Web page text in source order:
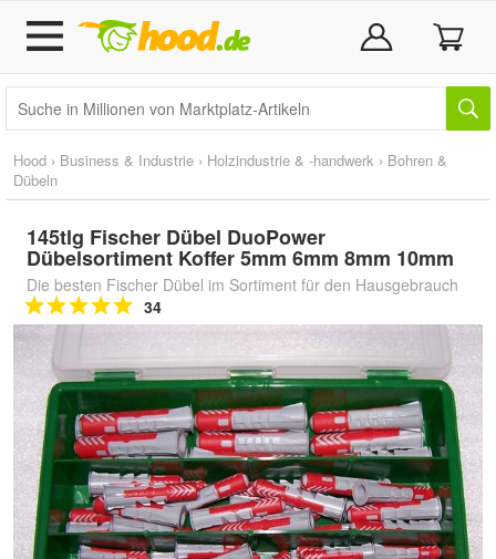
Hood › Business & Industrie › Holzindustrie & -handwerk › Bohren &
Dübeln
145tlg Fischer Dübel DuoPower
Dübelsortiment Koffer 5mm 6mm 8mm 10mm
Die besten Fischer Dübel im Sortiment für den Hausgebrauch
34